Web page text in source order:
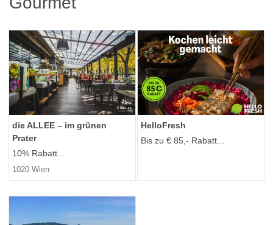
die ALLEE – im grünen
Prater
10% Rabatt...
1020 Wien
HelloFresh
Bis zu € 85,- Rabatt...